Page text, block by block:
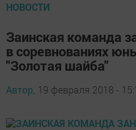
НОВОСТИ
Заинская команда
в соревнованиях
"Золотая шайба"
Автор, 19 февраля 2018 -